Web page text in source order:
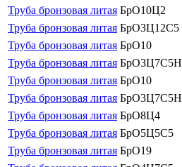
Труба бронзовая литая БрО10Ц2
Труба бронзовая литая БрО3Ц12С5
Труба бронзовая литая БрО10
Труба бронзовая литая БрО3Ц7С5Н
Труба бронзовая литая БрО10
Труба бронзовая литая БрО3Ц7С5Н
Труба бронзовая литая БрО8Ц4
Труба бронзовая литая БрО5Ц5С5
Труба бронзовая литая БрО19